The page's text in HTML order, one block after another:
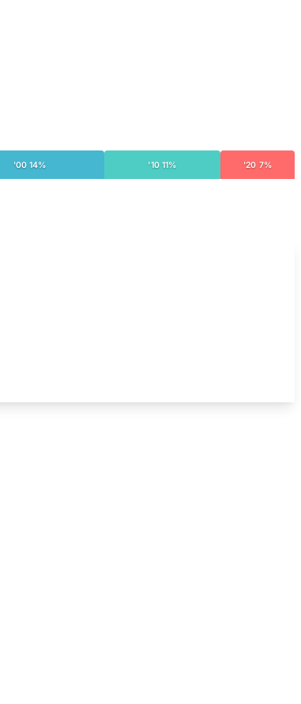
'00 14% '10 11% '20 7%